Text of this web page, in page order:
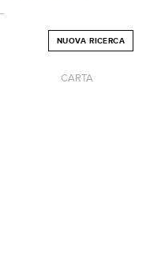
NUOVA RICERCA
CARTA